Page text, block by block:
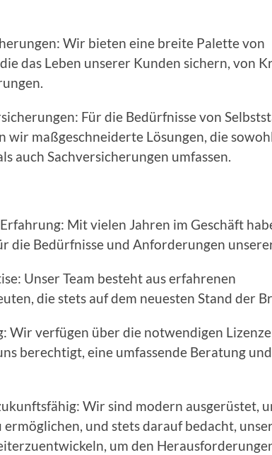
Wir bieten eine breite Palette von
das Leben unserer Kunden sichern, von
Für die Bedürfnisse von
wir maßgeschneiderte Lösungen, die
auch Sachversicherungen umfassen.
Mit vielen Jahren im Geschäft
die Bedürfnisse und Anforderungen
Team besteht aus erfahrenen
die stets auf dem neuesten Stand der
verfügen über die notwendigen
berechtigt, eine umfassende Beratung
Wir sind modern ausgerüstet,
und stets darauf bedacht,
um den